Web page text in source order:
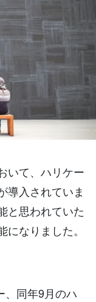
いて、ハリケー
導入されていま
と思われていた
なりました。
、同年9月のハ